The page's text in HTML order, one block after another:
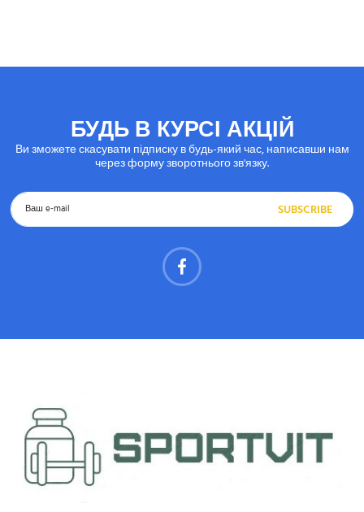
БУДЬ В КУРСІ АКЦІЙ
Ви зможете скасувати підписку в будь-який час, написавши нам
через форму зворотнього зв'язку.